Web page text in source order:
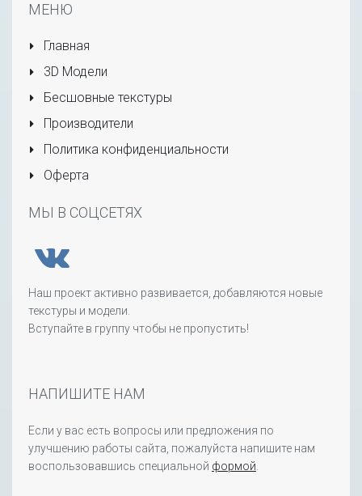
МЕНЮ
Главная
3D Модели
Бесшовные текстуры
Производители
Политика конфиденциальности
Оферта
МЫ В СОЦСЕТЯХ
Наш проект активно развивается, добавляются новые
текстуры и модели.
Вступайте в группу чтобы не пропустить!
НАПИШИТЕ НАМ
Если у вас есть вопросы или предложения по
улучшению работы сайта, пожалуйста напишите нам
воспользовавшись специальной формой